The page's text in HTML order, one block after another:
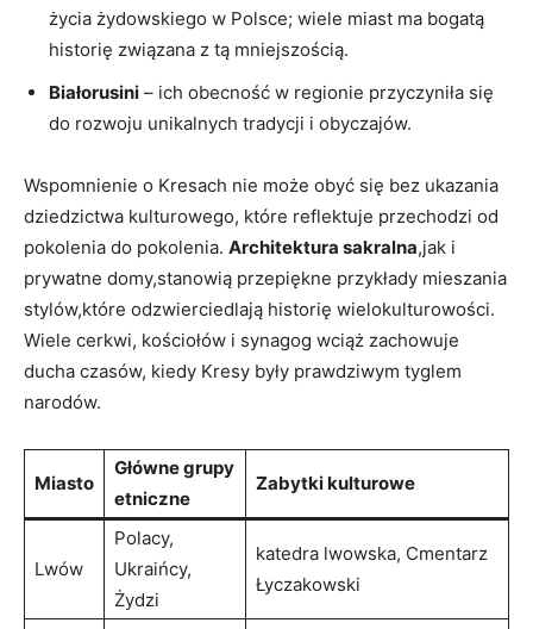
życia żydowskiego w Polsce; wiele miast ma bogatą
historię związana z tą mniejszością.
Białorusini – ich obecność w regionie przyczyniła się
do rozwoju unikalnych tradycji i obyczajów.
Wspomnienie o Kresach nie może obyć się bez ukazania
dziedzictwa kulturowego, które reflektuje przechodzi od
pokolenia do pokolenia. Architektura sakralna,jak i
prywatne domy,stanowią przepiękne przykłady mieszania
stylów,które odzwierciedlają historię wielokulturowości.
Wiele cerkwi, kościołów i synagog wciąż zachowuje
ducha czasów, kiedy Kresy były prawdziwym tyglem
narodów.
Miasto
Główne grupy
etniczne
Zabytki kulturowe
Lwów
Polacy,
Ukraińcy,
Żydzi
katedra lwowska, Cmentarz
Łyczakowski